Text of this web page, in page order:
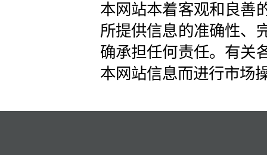
本网站本着客观和良善
所提供信息的准确性、
确承担任何责任。有关
本网站信息而进行市场